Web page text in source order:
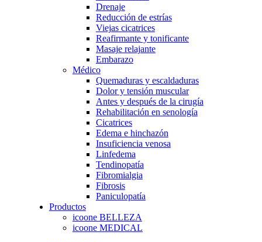
Drenaje
Reducción de estrías
Viejas cicatrices
Reafirmante y tonificante
Masaje relajante
Embarazo
Médico
Quemaduras y escaldaduras
Dolor y tensión muscular
Antes y después de la cirugía
Rehabilitación en senología
Cicatrices
Edema e hinchazón
Insuficiencia venosa
Linfedema
Tendinopatía
Fibromialgia
Fibrosis
Paniculopatía
Productos
icoone BELLEZA
icoone MEDICAL